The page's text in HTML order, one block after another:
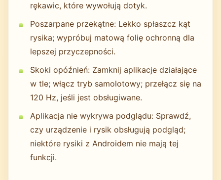
rękawic, które wywołują dotyk.
Poszarpane przekątne: Lekko spłaszcz kąt
rysika; wypróbuj matową folię ochronną dla
lepszej przyczepności.
Skoki opóźnień: Zamknij aplikacje działające
w tle; włącz tryb samolotowy; przełącz się na
120 Hz, jeśli jest obsługiwane.
Aplikacja nie wykrywa podglądu: Sprawdź,
czy urządzenie i rysik obsługują podgląd;
niektóre rysiki z Androidem nie mają tej
funkcji.